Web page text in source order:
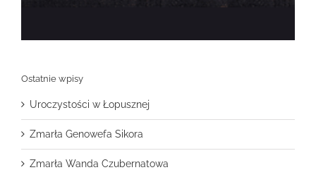
Ostatnie wpisy
Uroczystości w Łopusznej
Zmarła Genowefa Sikora
Zmarła Wanda Czubernatowa